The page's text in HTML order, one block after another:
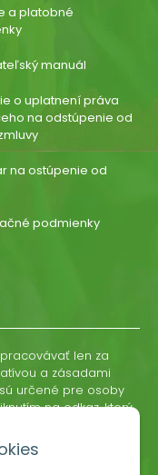
a platobné
manuál
o uplatnení práva
na odstúpenie od
na ostúpenie od
podmienky
len za
a zásadami
určené pre osoby
na odkaz, ktorý
na odkaz z